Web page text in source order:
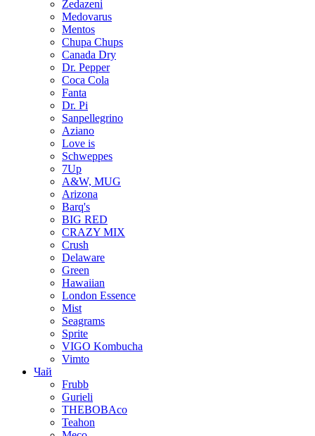
Zedazeni
Medovarus
Mentos
Chupa Chups
Canada Dry
Dr. Pepper
Coca Cola
Fanta
Dr. Pi
Sanpellegrino
Aziano
Love is
Schweppes
7Up
A&W, MUG
Arizona
Barq's
BIG RED
CRAZY MIX
Crush
Delaware
Green
Hawaiian
London Essence
Mist
Seagrams
Sprite
VIGO Kombucha
Vimto
Чай
Frubb
Gurieli
THEBOBAco
Teahon